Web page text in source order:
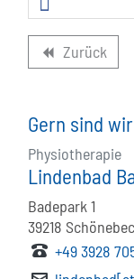
backward Zurück
Gern sind
Physiotherapie
Lindenbad
Badepark 1
39218
+49 3928